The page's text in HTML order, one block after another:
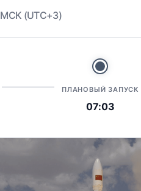
МСК (UTC+3)
ПЛАНОВЫЙ ЗАПУСК
07:03